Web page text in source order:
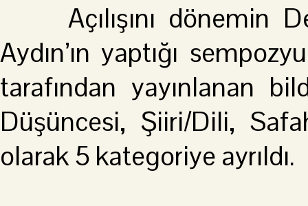
Açılışını dönemin
Aydın’ın yaptığı
tarafından yayınlanan
Düşüncesi, Şiiri/Dili,
olarak 5 kategoriye ayrıldı.